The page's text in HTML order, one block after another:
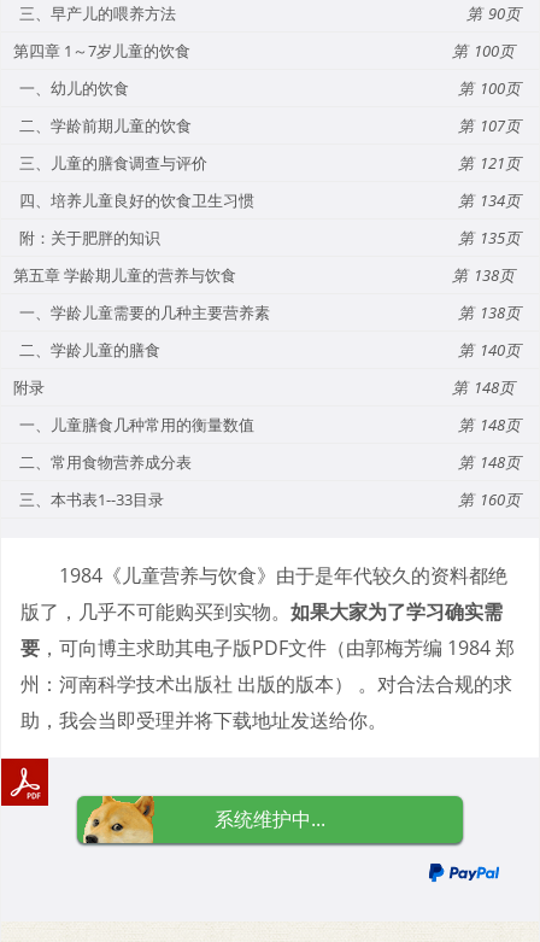
三、早产儿的喂养方法
90
第四章 1～7岁儿童的饮食
100
一、幼儿的饮食
100
二、学龄前期儿童的饮食
107
三、儿童的膳食调查与评价
121
四、培养儿童良好的饮食卫生习惯
134
附：关于肥胖的知识
135
第五章 学龄期儿童的营养与饮食
138
一、学龄儿童需要的几种主要营养素
138
二、学龄儿童的膳食
140
附录
148
一、儿童膳食几种常用的衡量数值
148
二、常用食物营养成分表
148
三、本书表1--33目录
160
1984《儿童营养与饮食》由于是年代较久的资料都绝
版了，几乎不可能购买到实物。 如果大家为了学习确实需
要 ，可向博主求助其电子版PDF文件（由郭梅芳编 1984 郑
州：河南科学技术出版社 出版的版本） 。对合法合规的求
助，我会当即受理并将下载地址发送给你。
系统维护中...